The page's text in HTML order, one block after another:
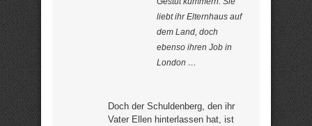
liebt ihr Elternhaus auf
dem Land, doch
ebenso ihren Job in
London …
Doch der Schuldenberg, den ihr
Vater Ellen hinterlassen hat, ist